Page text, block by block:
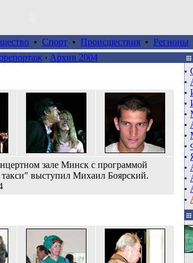
• Спорт • Происшествия • Регионы
› Архив 2004
зале Минск с программой
такси" выступил Михаил Боярский.